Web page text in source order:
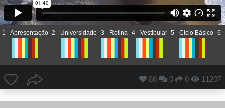
1 - Apresentação 2 - Universidade 3 - Rotina 4 - Vestibular 5 - Ciclo Básico 6
86 0 0 11207